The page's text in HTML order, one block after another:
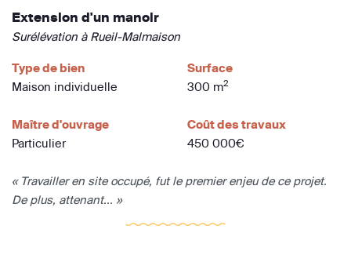
Extension d'un manoir
Surélévation à Rueil-Malmaison
Type de bien
Maison individuelle
Surface
300 m2
Maître d'ouvrage
Particulier
Coût des travaux
450 000€
« Travailler en site occupé, fut le premier enjeu de ce projet.
De plus, attenant... »